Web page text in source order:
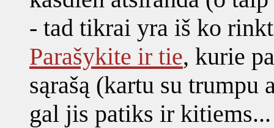
- tad tikrai yra iš ko
Parašykite ir tie, kurie
sąrašą (kartu su trumpu
gal jis patiks ir